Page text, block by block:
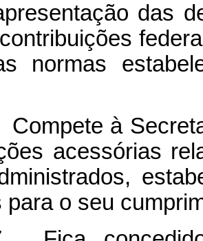
das
normas
à
acessórias
para o seu